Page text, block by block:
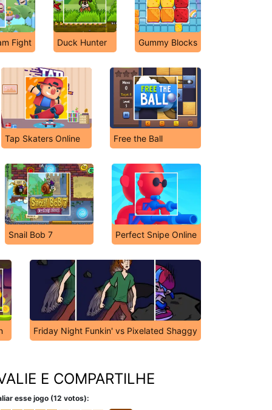
Fight Duck Hunter Gummy Blocks
Tap Skaters Online Free the Ball
Snail Bob 7 Perfect Snipe Online
Friday Night Funkin' vs Pixelated Shaggy
E COMPARTILHE
esse jogo (12 votos):